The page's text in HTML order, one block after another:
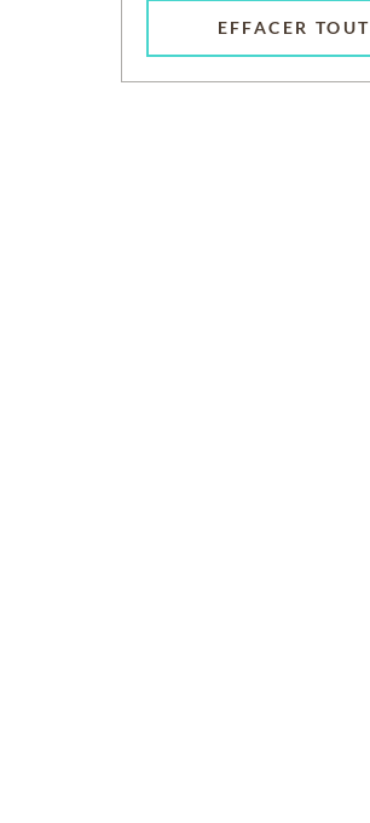
EFFACER TOUT